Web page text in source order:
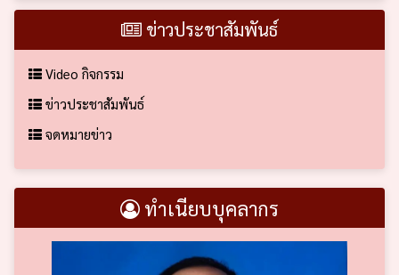
ข่าวประชาสัมพันธ์
Video กิจกรรม
ข่าวประชาสัมพันธ์
จดหมายข่าว
ทำเนียบบุคลากร